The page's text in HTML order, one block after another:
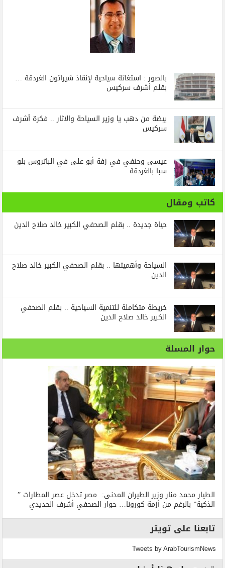
بالصور : استغاثة سياحية لإنقاذ شيراتون الغردقة …
بقلم أشرف سركيس
بيضة من دهب يا وزير السياحة والاثار .. فكرة أشرف
سركيس
عيسى وحنفي في زفة أبو على في الباتروس بلو
سبا بالغردقة
كاتب ومقال
حياة جديدة .. بقلم الصحفي الكبير خالد صلاح الدين
السياحة وأهميتها .. بقلم الصحفي الكبير خالد صلاح
الدين
خريطة متكاملة للتنمية السياحية .. بقلم الصحفي
الكبير خالد صلاح الدين
حوار المسلة
الطيار محمد منار وزير الطيران المدنى: مصر تدخل عصر المطارات ”
الذكية” بالرغم من أزمة كورونا… حوار الصحفي أشرف الحديدي
تابعنا على تويتر
Tweets by ArabTourismNews